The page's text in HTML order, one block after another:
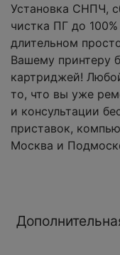
Установка СНПЧ,
чистка ПГ до
длительном
Вашему принтеру
картриджей!
то, что вы уже
и консультации
приставок,
Москва и